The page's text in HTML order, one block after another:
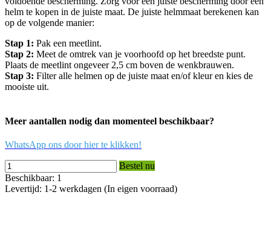
helm te kopen in de juiste maat. De juiste helmmaat berekenen kan
op de volgende manier:
Stap 1: Pak een meetlint.
Stap 2: Meet de omtrek van je voorhoofd op het breedste punt.
Plaats de meetlint ongeveer 2,5 cm boven de wenkbrauwen.
Stap 3: Filter alle helmen op de juiste maat en/of kleur en kies de
mooiste uit.
Meer aantallen nodig dan momenteel beschikbaar?
WhatsApp ons door hier te klikken!
Bestel nu
Beschikbaar: 1
Levertijd: 1-2 werkdagen (In eigen voorraad)